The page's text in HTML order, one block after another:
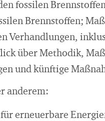
fossilen
Brennstoffen;
Verhandlungen,
über Methodik,
und künftige
anderem:
erneuerbare